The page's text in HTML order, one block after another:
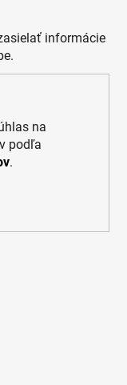
informácie
na
podľa
.